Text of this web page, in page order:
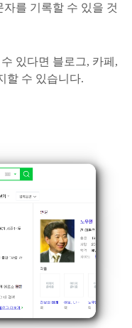
를 기록할 수 있을 것
있다면 블로그, 카페,
할 수 있습니다.